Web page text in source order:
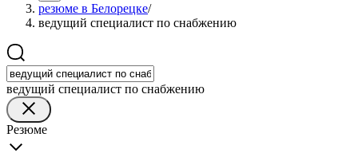
резюме в Белорецке/
ведущий специалист по снабжению
ведущий специалист по снабжению
Резюме